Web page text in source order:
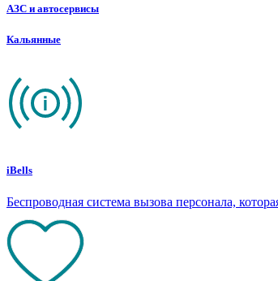
АЗС и автосервисы
Кальянные
iBells
Беспроводная система вызова персонала,